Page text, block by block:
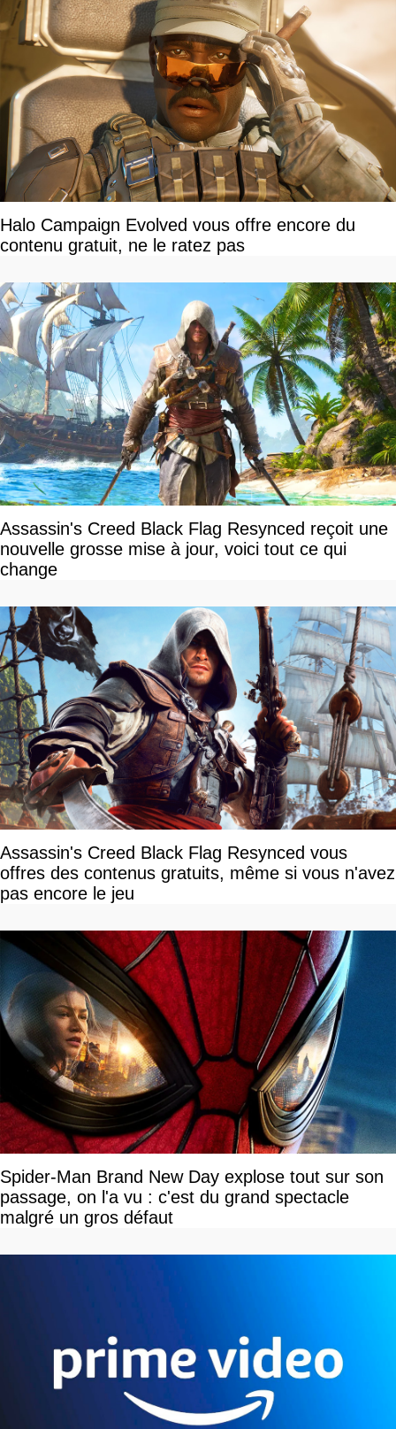
Halo Campaign Evolved vous offre encore du
contenu gratuit, ne le ratez pas
Assassin's Creed Black Flag Resynced reçoit une
nouvelle grosse mise à jour, voici tout ce qui
change
Assassin's Creed Black Flag Resynced vous
offres des contenus gratuits, même si vous n'avez
pas encore le jeu
Spider-Man Brand New Day explose tout sur son
passage, on l'a vu : c'est du grand spectacle
malgré un gros défaut